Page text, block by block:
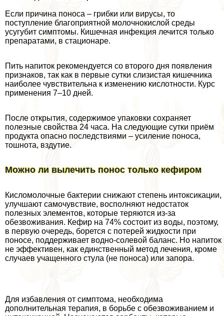
Если причина поноса – грибки или вирусы, то
поступление благоприятной молочнокислой среды
усугубит симптомы. Кишечная инфекция лечится только
препаратами, в стационаре.
Пить напиток рекомендуется со второго дня появления
признаков, так как в первые сутки слизистая кишечника
наиболее чувствительна к изменению кислотности. Курс
применения 7–10 дней.
После открытия, содержимое упаковки сохраняет
полезные свойства 24 часа. На следующие сутки приём
продукта опасно последствиями – усиление поноса,
тошнота, вздутие.
Можно ли вылечить понос только кефиром
Кисломолочные бактерии снижают степень интоксикации,
улучшают самочувствие, восполняют недостаток
полезных элементов, которые теряются из-за
обезвоживания. Кефир на 74% состоит из воды, поэтому,
в первую очередь, борется с потерей жидкости при
поносе, поддерживает водно-солевой баланс. Но напиток
не эффективен, как единственный метод лечения, кроме
случаев учащенного стула (не поноса) или запора.
Для избавления от симптома, необходима
дополнительная терапия, в борьбе с обезвоживанием и